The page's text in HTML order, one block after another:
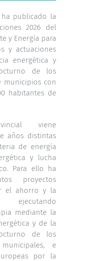
publicado la
2026 del
y Energía para
y actuaciones
energética y
de los
municipios con
habitantes de
viene
años distintas
de energía
y lucha
Para ello ha
proyectos
el ahorro y la
ejecutando
mediante la
y de la
de los
e
por la